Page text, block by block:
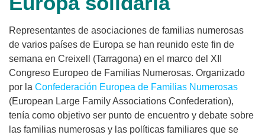
Representantes de asociaciones de familias numerosas
de varios países de Europa se han reunido este fin de
semana en Creixell (Tarragona) en el marco del XII
Congreso Europeo de Familias Numerosas. Organizado
por la Confederación Europea de Familias Numerosas
(European Large Family Associations Confederation),
tenía como objetivo ser punto de encuentro y debate sobre
las familias numerosas y las políticas familiares que se